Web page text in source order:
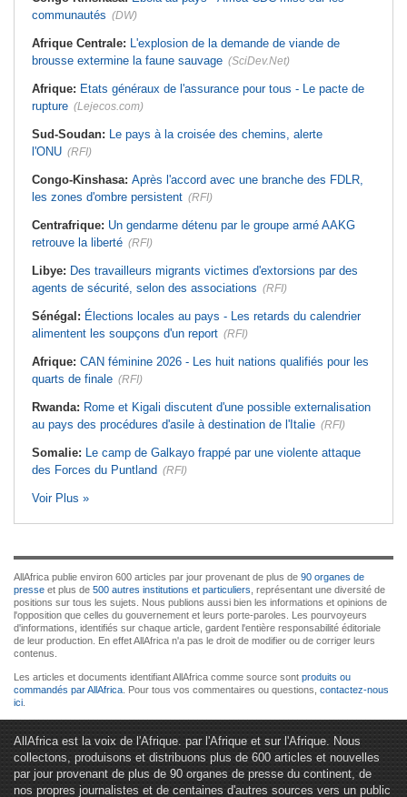
communautés (DW)
Afrique Centrale: L'explosion de la demande de viande de
brousse extermine la faune sauvage (SciDev.Net)
Afrique: Etats généraux de l'assurance pour tous - Le pacte de
rupture (Lejecos.com)
Sud-Soudan: Le pays à la croisée des chemins, alerte
l'ONU (RFI)
Congo-Kinshasa: Après l'accord avec une branche des FDLR,
les zones d'ombre persistent (RFI)
Centrafrique: Un gendarme détenu par le groupe armé AAKG
retrouve la liberté (RFI)
Libye: Des travailleurs migrants victimes d'extorsions par des
agents de sécurité, selon des associations (RFI)
Sénégal: Élections locales au pays - Les retards du calendrier
alimentent les soupçons d'un report (RFI)
Afrique: CAN féminine 2026 - Les huit nations qualifiés pour les
quarts de finale (RFI)
Rwanda: Rome et Kigali discutent d'une possible externalisation
au pays des procédures d'asile à destination de l'Italie (RFI)
Somalie: Le camp de Galkayo frappé par une violente attaque
des Forces du Puntland (RFI)
Voir Plus »
AllAfrica publie environ 600 articles par jour provenant de plus de 90 organes de
presse et plus de 500 autres institutions et particuliers , représentant une diversité de
positions sur tous les sujets. Nous publions aussi bien les informations et opinions de
l'opposition que celles du gouvernement et leurs porte-paroles. Les pourvoyeurs
d'informations, identifiés sur chaque article, gardent l'entière responsabilité éditoriale
de leur production. En effet AllAfrica n'a pas le droit de modifier ou de corriger leurs
contenus.
Les articles et documents identifiant AllAfrica comme source sont produits ou
commandés par AllAfrica . Pour tous vos commentaires ou questions, contactez-nous
ici
AllAfrica est la voix de l'Afrique. par l'Afrique et sur l'Afrique. Nous
collectons, produisons et distribuons plus de 600 articles et nouvelles
par jour provenant de plus de 90 organes de presse du continent, de
nos propres journalistes et de centaines d'autres sources vers un public